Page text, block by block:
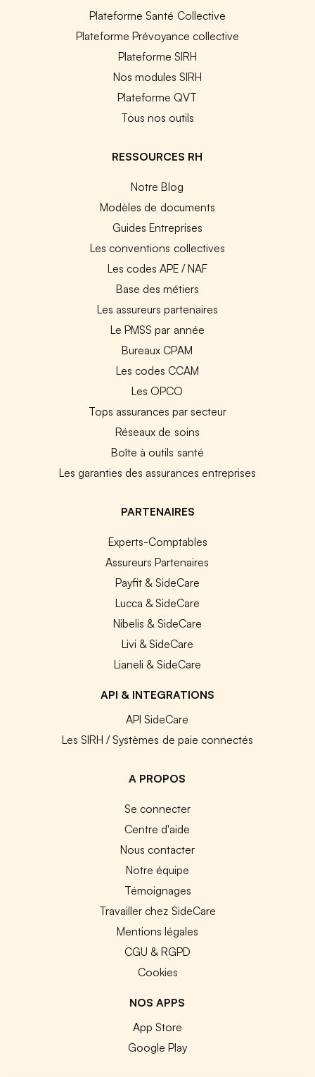
Plateforme Santé Collective
Plateforme Prévoyance collective
Plateforme SIRH
Nos modules SIRH
Plateforme QVT
Tous nos outils
RESSOURCES RH
Notre Blog
Modèles de documents
Guides Entreprises
Les conventions collectives
Les codes APE / NAF
Base des métiers
Les assureurs partenaires
Le PMSS par année
Bureaux CPAM
Les codes CCAM
Les OPCO
Tops assurances par secteur
Réseaux de soins
Boîte à outils santé
Les garanties des assurances entreprises
PARTENAIRES
Experts-Comptables
Assureurs Partenaires
Payfit & SideCare
Lucca & SideCare
Nibelis & SideCare
Livi & SideCare
Lianeli & SideCare
API & INTEGRATIONS
API SideCare
Les SIRH / Systèmes de paie connectés
A PROPOS
Se connecter
Centre d'aide
Nous contacter
Notre équipe
Témoignages
Travailler chez SideCare
Mentions légales
CGU & RGPD
Cookies
NOS APPS
App Store
Google Play